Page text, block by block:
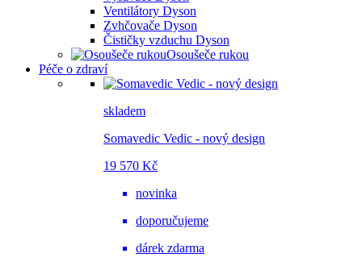
Ventilátory Dyson
Zvhčovače Dyson
Čističky vzduchu Dyson
Osoušeče rukou
Péče o zdraví
skladem
Somavedic Vedic - nový design
19 570 Kč
novinka
doporučujeme
dárek zdarma